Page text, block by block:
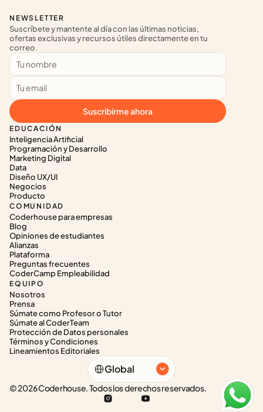
EDUCACIÓN
Inteligencia Artificial
Programación y Desarrollo
Marketing Digital
Data
Diseño UX/UI
Negocios
Producto
COMUNIDAD
Coderhouse para empresas
Blog
Opiniones de estudiantes
Alianzas
Plataforma
Preguntas frecuentes
CoderCamp Empleabilidad
EQUIPO
Nosotros
Prensa
Súmate como Profesor o Tutor
Súmate al CoderTeam
Protección de Datos personales
Términos y Condiciones
Lineamientos Editoriales
NEWSLETTER
Suscríbete y mantente al día con las últimas noticias,
ofertas exclusivas y recursos útiles directamente en tu
correo.
Suscribirme ahora
Select Language
Global
© 2026 Coderhouse. Todos los derechos reservados.